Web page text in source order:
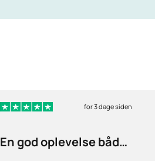
for 3 dage siden
En god oplevelse både